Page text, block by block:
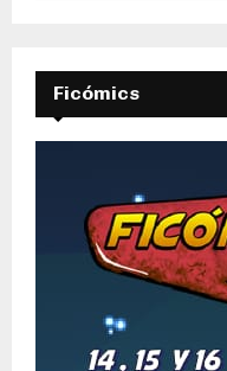
Ficómics